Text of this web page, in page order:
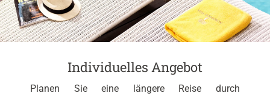
Individuelles Angebot
Planen Sie eine längere Reise durch